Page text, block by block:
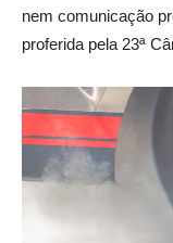
nem comunicação
proferida pela 23ª